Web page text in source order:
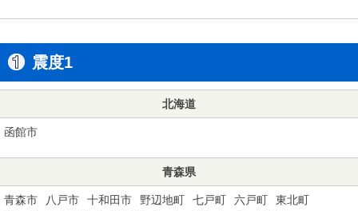
震度1
北海道
函館市
青森県
青森市 八戸市 十和田市 野辺地町 七戸町 六戸町
東北町